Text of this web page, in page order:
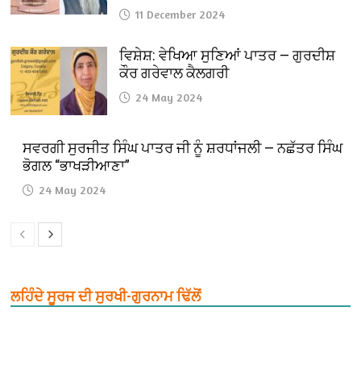
11 December 2024
ਵਿਸ਼ੇਸ਼: ਵੇਖਿਆ ਸੁਣਿਆਂ ਪਾਤਰ — ਗੁਰਦੀਸ਼
ਕੌਰ ਗਰੇਵਾਲ ਕੈਲਗਰੀ
24 May 2024
ਸਵਰਗੀ ਸੁਰਜੀਤ ਸਿੰਘ ਪਾਤਰ ਜੀ ਨੂੰ ਸ਼ਰਧਾਂਜਲੀ — ਨਛੱਤਰ ਸਿੰਘ
ਭੋਗਲ “ਭਾਖੜੀਆਣਾ”
24 May 2024
ਲਹਿੰਦੇ ਸੂਰਜ ਦੀ ਸੁਰਖੀ-ਗੁਰਨਾਮ ਢਿੱਲੋਂ